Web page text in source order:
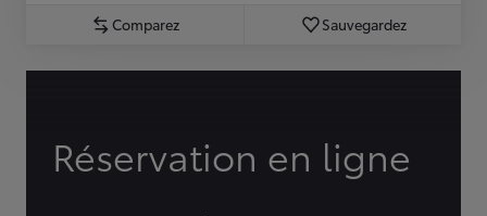
Comparez Sauvegardez
Réservation en ligne